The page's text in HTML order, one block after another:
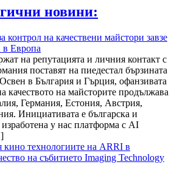
новини:
контрол на качествени майстори завзе
в Европа
на репутацията и личния контакт с
поставят на пиедестал бързината
в България и Гърция, офанзивата
качеството на майсторите продължава
Германия, Естония, Австрия,
Инициативата е българска и
у нас платформа с AI
кино технологиите на ARRI в
на събитието Imaging Technology